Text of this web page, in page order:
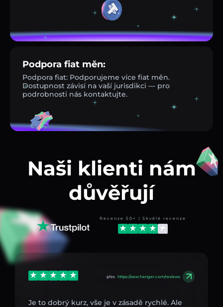
Podpora fiat měn:
Podpora fiat: Podporujeme více fiat měn.
Dostupnost závisí na vaší jurisdikci — pro
podrobnosti nás kontaktujte.
Naši klienti nám
důvěřují
Recenze 50+ | Skvělé recenze
přes https://aexchanger.com/reviews
Je to dobrý kurz, vše je v zásadě rychlé. Ale